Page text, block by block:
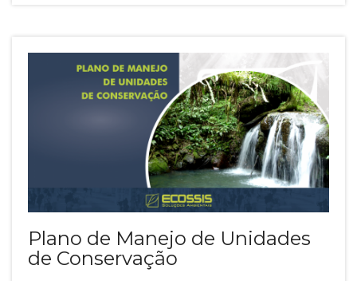
Plano de Manejo de Unidades
de Conservação